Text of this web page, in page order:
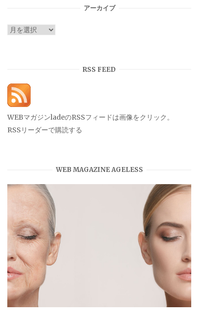
アーカイブ
ア
RSS FEED
WEBマガジンladeのRSSフィードは画像をクリック。
RSSリーダーで購読する
WEB MAGAZINE AGELESS